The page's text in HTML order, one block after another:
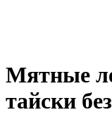
Мятные
тайски